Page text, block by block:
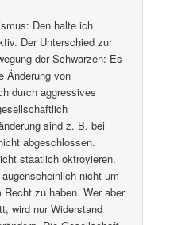
Den halte ich
Der Unterschied zur
der Schwarzen: Es
Änderung von
durch aggressives
sind z. B. bei
abgeschlossen.
staatlich oktroyieren.
nicht um
Recht zu haben. Wer aber
wird nur Widerstand